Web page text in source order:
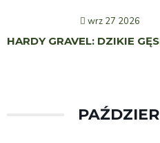
wrz 27 2026
HARDY GRAVEL: DZIKIE